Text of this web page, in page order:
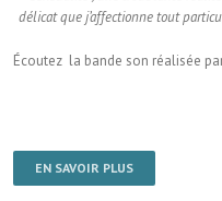
délicat que j’affectionne tout
Écoutez la bande son réalisée
EN SAVOIR PLUS